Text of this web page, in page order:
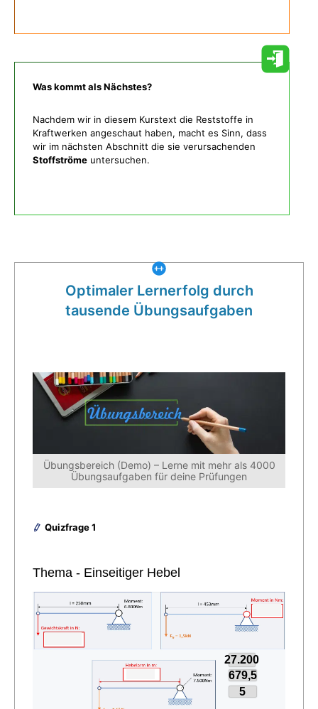
Was kommt als Nächstes?
Nachdem wir in diesem Kurstext die Reststoffe in
Kraftwerken angeschaut haben, macht es Sinn, dass
wir im nächsten Abschnitt die sie verursachenden
Stoffströme untersuchen.
Optimaler Lernerfolg durch
tausende Übungsaufgaben
Übungsbereich (Demo) – Lerne mit mehr als 4000
Übungsaufgaben für deine Prüfungen
Quizfrage 1